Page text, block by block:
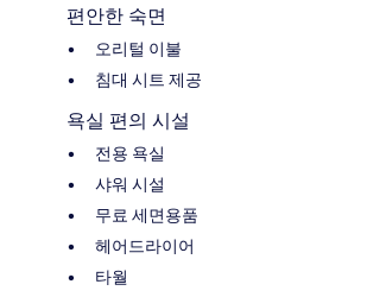
편안한 숙면
오리털 이불
침대 시트 제공
욕실 편의 시설
전용 욕실
샤워 시설
무료 세면용품
헤어드라이어
타월